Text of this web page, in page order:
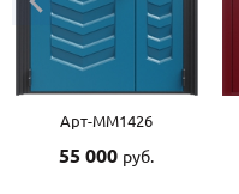
Арт-ММ1426
55 000 руб.